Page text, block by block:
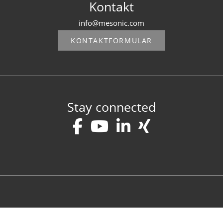
Kontakt
info@mesonic.com
KONTAKTFORMULAR
Stay connected